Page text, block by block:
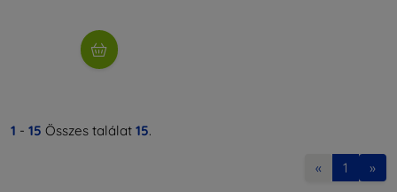
1 - 15 Összes találat 15.
« 1 »